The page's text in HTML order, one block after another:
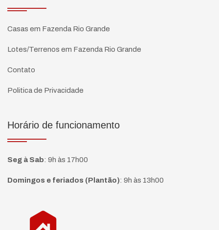
Casas em Fazenda Rio Grande
Lotes/Terrenos em Fazenda Rio Grande
Contato
Politica de Privacidade
Horário de funcionamento
Seg à Sab: 9h às 17h00
Domingos e feriados (Plantão): 9h às 13h00
Página inicial